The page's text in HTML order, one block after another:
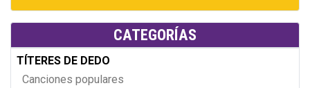
CATEGORÍAS
TÍTERES DE DEDO
Canciones populares